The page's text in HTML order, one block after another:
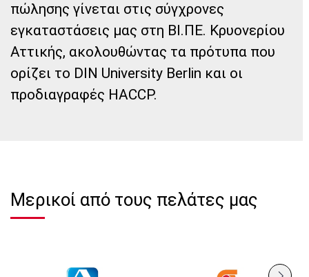
πώλησης γίνεται στις σύγχρονες
εγκαταστάσεις μας στη ΒΙ.ΠΕ. Κρυονερίου
Αττικής, ακολουθώντας τα πρότυπα που
ορίζει το DIN University Berlin και οι
προδιαγραφές HACCP.
Μερικοί από τους πελάτες μας